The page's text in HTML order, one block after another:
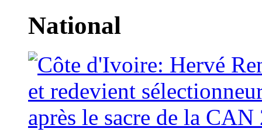
National